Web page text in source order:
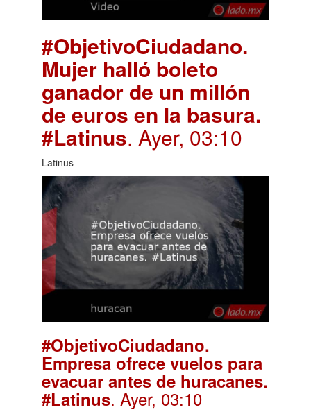
#ObjetivoCiudadano.
Mujer halló boleto
ganador de un millón
de euros en la basura.
#Latinus. Ayer, 03:10
Latinus
#ObjetivoCiudadano.
Empresa ofrece vuelos para
evacuar antes de huracanes.
#Latinus. Ayer, 03:10